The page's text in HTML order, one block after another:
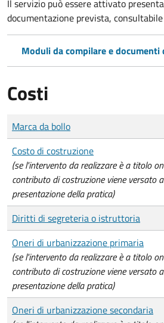
Il servizio può essere attivato
documentazione prevista,
Moduli da compilare e documenti
Costi
Tipo di pagamento
Importo
Marca da bollo
Costo di costruzione
(se l'intervento da realizzare è a titolo
contributo di costruzione viene versato
presentazione della pratica)
Diritti di segreteria o istruttoria
Oneri di urbanizzazione primaria
(se l'intervento da realizzare è a titolo
contributo di costruzione viene versato
presentazione della pratica)
Oneri di urbanizzazione secondaria